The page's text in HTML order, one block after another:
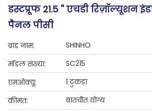
डस्टप्रूफ 21.5 '' एचडी रिज़ॉल्यूशन
पैनल पीसी
ब्रांड नाम:
SHINHO
मॉडल संख्या:
SC215
एमओक्यू:
1 टुकड़ा
कीमत:
बातचीत योग्य